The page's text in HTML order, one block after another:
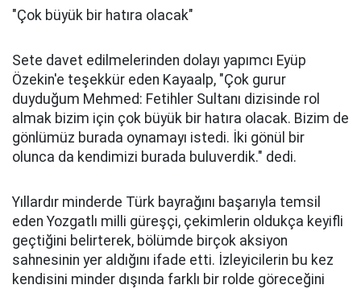
"Çok büyük bir hatıra olacak"
Sete davet edilmelerinden dolayı yapımcı Eyüp
Özekin'e teşekkür eden Kayaalp, "Çok gurur
duyduğum Mehmed: Fetihler Sultanı dizisinde rol
almak bizim için çok büyük bir hatıra olacak. Bizim de
gönlümüz burada oynamayı istedi. İki gönül bir
olunca da kendimizi burada buluverdik." dedi.
Yıllardır minderde Türk bayrağını başarıyla temsil
eden Yozgatlı milli güreşçi, çekimlerin oldukça keyifli
geçtiğini belirterek, bölümde birçok aksiyon
sahnesinin yer aldığını ifade etti. İzleyicilerin bu kez
kendisini minder dışında farklı bir rolde göreceğini